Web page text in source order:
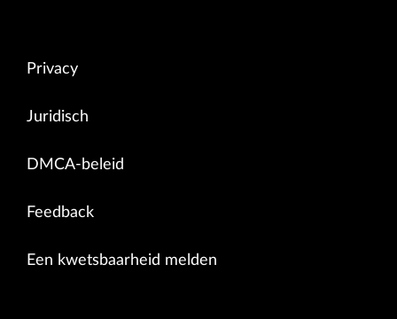
Privacy
Juridisch
DMCA-beleid
Feedback
Een kwetsbaarheid melden